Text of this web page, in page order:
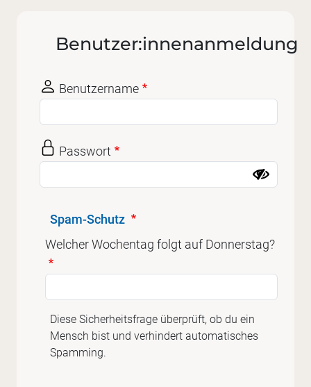
Benutzer:innenanmeldung
Benutzername
Passwort
Spam-Schutz
Welcher Wochentag folgt auf Donnerstag?
Diese Sicherheitsfrage überprüft, ob du ein
Mensch bist und verhindert automatisches
Spamming.